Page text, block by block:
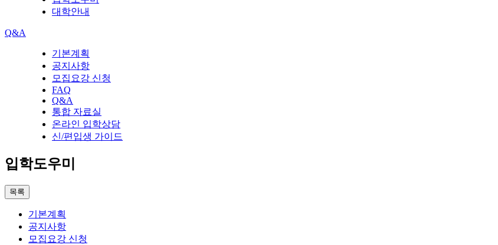
대학안내
Q&A
기본계획
공지사항
모집요강 신청
FAQ
Q&A
통합 자료실
온라인 입학상담
신/편입생 가이드
입학도우미
목록
기본계획
공지사항
모집요강 신청